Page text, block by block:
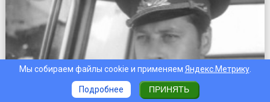
Мы собираем файлы cookie и применяем Яндекс.Метрику.
Подробнее ПРИНЯТЬ